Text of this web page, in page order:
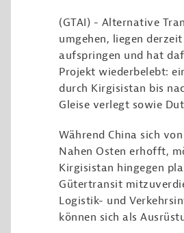
(GTAI) - Alternative
umgehen, liegen
aufspringen und hat
Projekt wiederbelebt:
durch Kirgisistan bis
Gleise verlegt sowie
Während China sich
Nahen Osten erhofft,
Kirgisistan hingegen
Gütertransit
Logistik- und
können sich als